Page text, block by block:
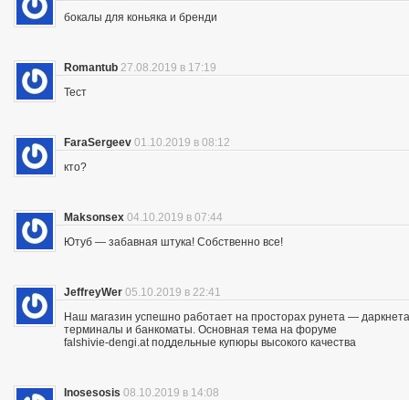
бокалы для коньяка и бренди
Romantub 27.08.2019 в 17:19
Тест
FaraSergeev 01.10.2019 в 08:12
кто?
Maksonsex 04.10.2019 в 07:44
Ютуб — забавная штука! Собственно все!
JeffreyWer 05.10.2019 в 22:41
Наш магазин успешно работает на просторах рунета —
терминалы и банкоматы. Основная тема на форуме
falshivie-dengi.at поддельные купюры высокого качества
Inosesosis 08.10.2019 в 14:08